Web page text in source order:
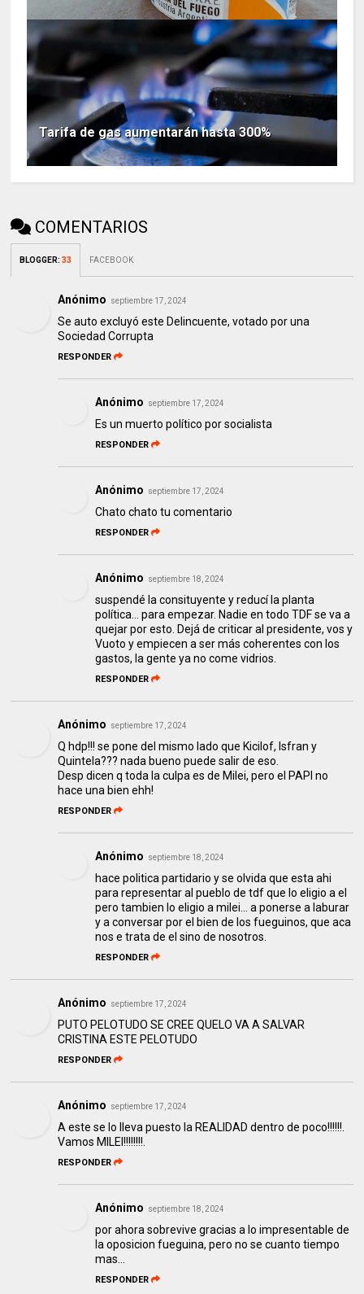
Tarifa de gas aumentarán hasta 300%
COMENTARIOS
BLOGGER:33 FACEBOOK
Anónimo septiembre 17, 2024
Se auto excluyó este Delincuente, votado por una
Sociedad Corrupta
RESPONDER
Anónimo septiembre 17, 2024
Es un muerto político por socialista
RESPONDER
Anónimo septiembre 17, 2024
Chato chato tu comentario
RESPONDER
Anónimo septiembre 18, 2024
suspendé la consituyente y reducí la planta
política... para empezar. Nadie en todo TDF se va a
quejar por esto. Dejá de criticar al presidente, vos y
Vuoto y empiecen a ser más coherentes con los
gastos, la gente ya no come vidrios.
RESPONDER
Anónimo septiembre 17, 2024
Q hdp!!! se pone del mismo lado que Kicilof, Isfran y
Quintela??? nada bueno puede salir de eso.
Desp dicen q toda la culpa es de Milei, pero el PAPI no
hace una bien ehh!
RESPONDER
Anónimo septiembre 18, 2024
hace politica partidario y se olvida que esta ahi
para representar al pueblo de tdf que lo eligio a el
pero tambien lo eligio a milei... a ponerse a laburar
y a conversar por el bien de los fueguinos, que aca
nos e trata de el sino de nosotros.
RESPONDER
Anónimo septiembre 17, 2024
PUTO PELOTUDO SE CREE QUELO VA A SALVAR
CRISTINA ESTE PELOTUDO
RESPONDER
Anónimo septiembre 17, 2024
A este se lo lleva puesto la REALIDAD dentro de poco!!!!!!.
Vamos MILEI!!!!!!!!.
RESPONDER
Anónimo septiembre 18, 2024
por ahora sobrevive gracias a lo impresentable de
la oposicion fueguina, pero no se cuanto tiempo
mas...
RESPONDER